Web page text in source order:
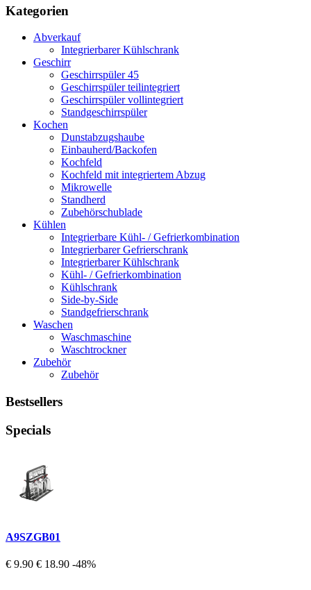
Kategorien
Abverkauf
Integrierbarer Kühlschrank
Geschirr
Geschirrspüler 45
Geschirrspüler teilintegriert
Geschirrspüler vollintegriert
Standgeschirrspüler
Kochen
Dunstabzugshaube
Einbauherd/Backofen
Kochfeld
Kochfeld mit integriertem Abzug
Mikrowelle
Standherd
Zubehörschublade
Kühlen
Integrierbare Kühl- / Gefrierkombination
Integrierbarer Gefrierschrank
Integrierbarer Kühlschrank
Kühl- / Gefrierkombination
Kühlschrank
Side-by-Side
Standgefrierschrank
Waschen
Waschmaschine
Waschtrockner
Zubehör
Zubehör
Bestsellers
Specials
A9SZGB01
€ 9.90 € 18.90 -48%